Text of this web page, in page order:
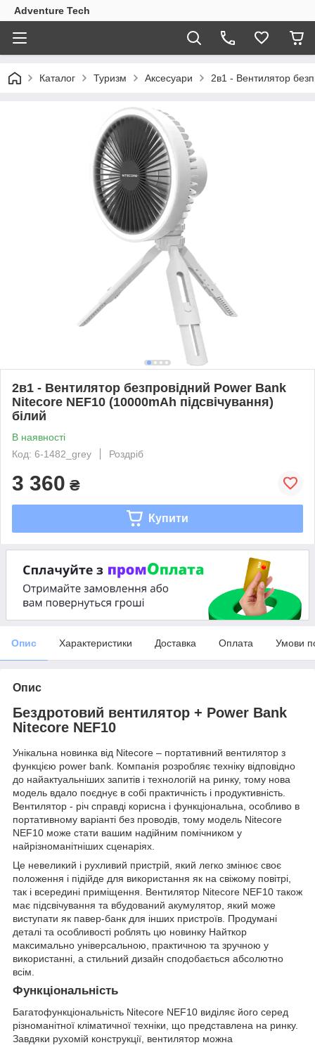
Adventure Tech
Каталог Туризм Аксесуари 2в1 - Вентилятор
2в1 - Вентилятор безпровідний Power Bank
Nitecore NEF10 (10000mAh підсвічування)
білий
В наявності
Код: 6-1482_grey
Роздріб
3 360 ₴
Купити
Опис Характеристики Доставка Оплата Умови
Опис
Бездротовий вентилятор + Power Bank
Nitecore NEF10
Унікальна новинка від Nitecore – портативний вентилятор з
функцією power bank. Компанія розробляє техніку відповідно
до найактуальніших запитів і технологій на ринку, тому нова
модель вдало поєднує в собі практичність і продуктивність.
Вентилятор - річ справді корисна і функціональна, особливо в
портативному варіанті без проводів, тому модель Nitecore
NEF10 може стати вашим надійним помічником у
найрізноманітніших сценаріях.
Це невеликий і рухливий пристрій, який легко змінює своє
положення і підійде для використання як на свіжому повітрі,
так і всередині приміщення. Вентилятор Nitecore NEF10 також
має підсвічування та вбудований акумулятор, який може
виступати як павер-банк для інших пристроїв. Продумані
деталі та особливості роблять цю новинку Найткор
максимально універсальною, практичною та зручною у
використанні, а стильний дизайн сподобається абсолютно
всім.
Функціональність
Багатофункціональність Nitecore NEF10 виділяє його серед
різноманітної кліматичної техніки, що представлена на ринку.
Завдяки рухомій конструкції, вентилятор можна